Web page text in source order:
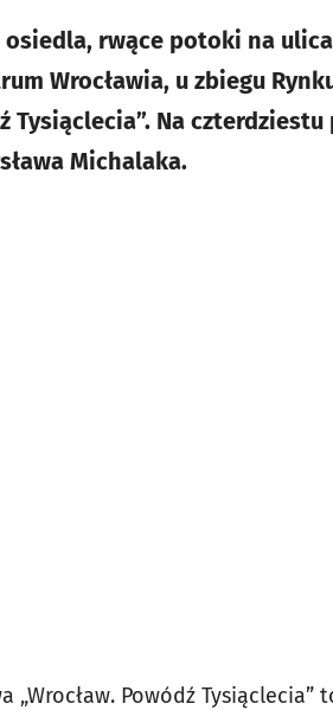
osiedla, rwące potoki na
Wrocławia, u zbiegu
Tysiąclecia”. Na
Michalaka.
„Wrocław. Powódź